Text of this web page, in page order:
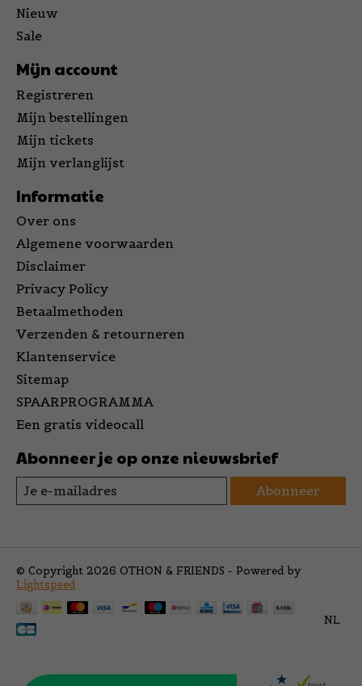
Nieuw
Sale
Mijn account
Registreren
Mijn bestellingen
Mijn tickets
Mijn verlanglijst
Informatie
Over ons
Algemene voorwaarden
Disclaimer
Privacy Policy
Betaalmethoden
Verzenden & retourneren
Klantenservice
Sitemap
SPAARPROGRAMMA
Een gratis videocall
Abonneer je op onze nieuwsbrief
Abonneer
© Copyright 2026 OTHON & FRIENDS - Powered by
Lightspeed
NL